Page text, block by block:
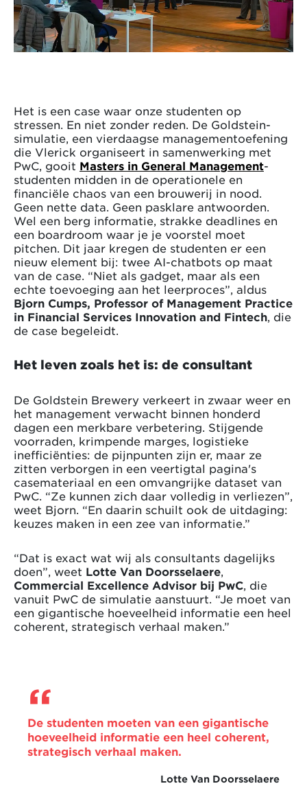
Het is een case waar onze studenten op
stressen. En niet zonder reden. De Goldstein-
simulatie, een vierdaagse managementoefening
die Vlerick organiseert in samenwerking met
PwC, gooit Masters in General Management-
studenten midden in de operationele en
financiële chaos van een brouwerij in nood.
Geen nette data. Geen pasklare antwoorden.
Wel een berg informatie, strakke deadlines en
een boardroom waar je je voorstel moet
pitchen. Dit jaar kregen de studenten er een
nieuw element bij: twee AI-chatbots op maat
van de case. “Niet als gadget, maar als een
echte toevoeging aan het leerproces”, aldus
Bjorn Cumps, Professor of Management Practice
in Financial Services Innovation and Fintech, die
de case begeleidt.
Het leven zoals het is: de consultant
De Goldstein Brewery verkeert in zwaar weer en
het management verwacht binnen honderd
dagen een merkbare verbetering. Stijgende
voorraden, krimpende marges, logistieke
inefficiënties: de pijnpunten zijn er, maar ze
zitten verborgen in een veertigtal pagina's
casemateriaal en een omvangrijke dataset van
PwC. “Ze kunnen zich daar volledig in verliezen”,
weet Bjorn. “En daarin schuilt ook de uitdaging:
keuzes maken in een zee van informatie.”
“Dat is exact wat wij als consultants dagelijks
doen”, weet Lotte Van Doorsselaere,
Commercial Excellence Advisor bij PwC, die
vanuit PwC de simulatie aanstuurt. “Je moet van
een gigantische hoeveelheid informatie een heel
coherent, strategisch verhaal maken.”
De studenten moeten van een gigantische
hoeveelheid informatie een heel coherent,
strategisch verhaal maken.
Lotte Van Doorsselaere